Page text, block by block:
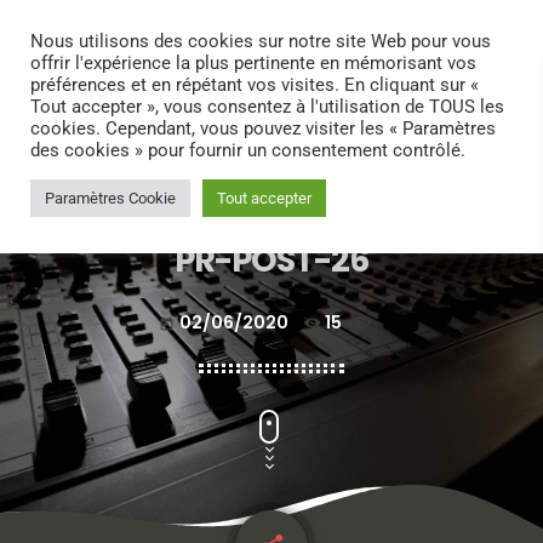
search menu
PR-POST-26
today 02/06/2020 15
Nous utilisons des cookies sur notre site Web pour vous
offrir l'expérience la plus pertinente en mémorisant vos
préférences et en répétant vos visites. En cliquant sur «
Tout accepter », vous consentez à l'utilisation de TOUS les
cookies. Cependant, vous pouvez visiter les « Paramètres
des cookies » pour fournir un consentement contrôlé.
Paramètres Cookie Tout accepter